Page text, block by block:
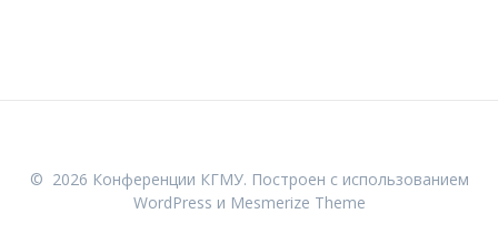
© 2026 Конференции КГМУ. Построен с использованием
WordPress и Mesmerize Theme